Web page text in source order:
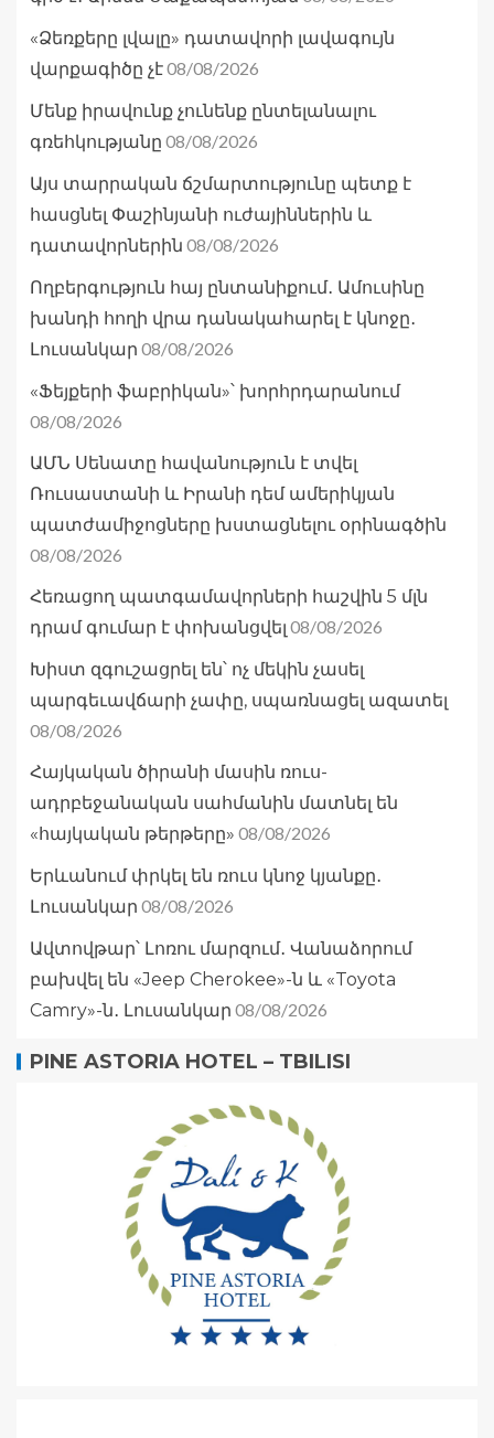
«Ձեռքերը լվալը» դատավորի լավագույն
վարքագիծը չէ08/08/2026
Մենք իրավունք չունենք ընտելանալու
գռեհկությանը 08/08/2026
Այս տարրական ճշմարտությունը պետք է
հասցնել Փաշինյանի ուժայիններին և
դատավորներին 08/08/2026
Ողբերգություն հայ ընտանիքում․ Ամուսինը
խանդի հողի վրա դանակահարել է կնոջը․
Լուսանկար 08/08/2026
«Ֆեյքերի ֆաբրիկան»՝ խորհրդարանում
08/08/2026
ԱՄՆ Սենատը հավանություն է տվել
Ռուսաստանի և Իրանի դեմ ամերիկյան
պատժամիջոցները խստացնելու օրինագծին
08/08/2026
Հեռացող պատգամավորների հաշվին 5 մլն
դրամ գումար է փոխանցվել 08/08/2026
Խիստ զգուշացրել են՝ ոչ մեկին չասել
պարգեւավճարի չափը, սպառնացել ազատել
08/08/2026
Հայկական ծիրանի մասին ռուս-
ադրբեջանական սահմանին մատնել են
«հայկական թերթերը» 08/08/2026
Երևանում փրկել են ռուս կնոջ կյանքը․
Լուսանկար 08/08/2026
Ավտովթար՝ Լոռու մարզում․ Վանաձորում
բախվել են «Jeep Cherokee»-ն և «Toyota
Camry»-ն․ Լուսանկար 08/08/2026
PINE ASTORIA HOTEL – TBILISI